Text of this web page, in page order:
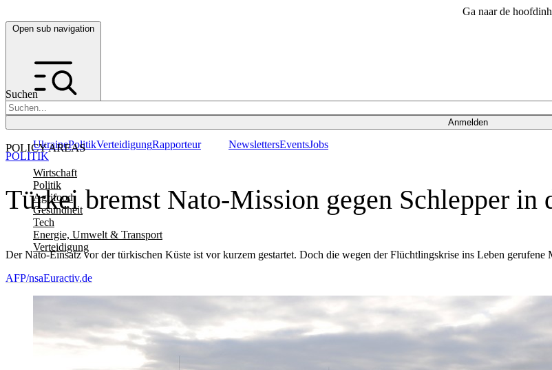
Ga naar de
Open sub navigation
Suchen
Anmelden
POLICY AREAS
Wirtschaft
Politik
Agrifood
Gesundheit
Tech
Energie, Umwelt & Transport
Verteidigung
UkrainePolitikVerteidigungRapporteur NewslettersEventsJobs
Türkei bremst Nato-Mission gegen Schlepper in
Der Nato-Einsatz vor der türkischen Küste ist vor kurzem gestartet. Doch die wegen der Flüchtlingskrise ins Leben gerufene
POLITIK
AFP/nsaEuractiv.de